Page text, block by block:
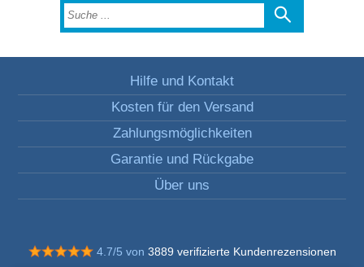
Hilfe und Kontakt
Kosten für den Versand
Zahlungsmöglichkeiten
Garantie und Rückgabe
Über uns
4.7/5 von 3889 verifizierte Kundenrezensionen